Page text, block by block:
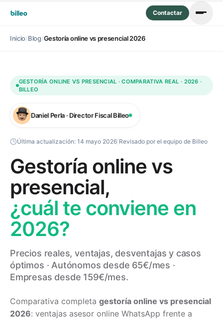
Contactar
Inicio/Blog/Gestoría online vs presencial 2026
GESTORÍA ONLINE VS PRESENCIAL · COMPARATIVA REAL · 2026 ·
BILLEO
Daniel Perla · Director Fiscal Billeo
Última actualización: 14 mayo 2026 Revisado por el equipo de Billeo
Gestoría online vs
presencial,
¿cuál te conviene en
2026?
Precios reales, ventajas, desventajas y casos
óptimos · Autónomos desde 65€/mes ·
Empresas desde 159€/mes.
Comparativa completa gestoría online vs presencial
2026: ventajas asesor online WhatsApp frente a